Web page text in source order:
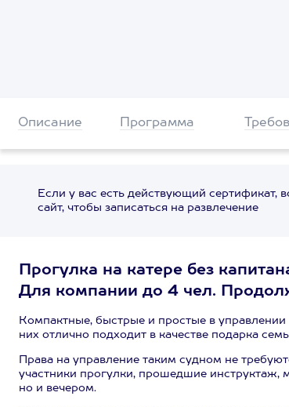
Описание Программа
Если у вас есть действующий сертификат,
сайт, чтобы записаться на развлечение
Прогулка на катере без
Для компании до 4 чел.
Компактные, быстрые и простые в
них отлично подходит в качестве подарка
Права на управление таким судном не
участники прогулки, прошедшие инструктаж,
но и вечером.